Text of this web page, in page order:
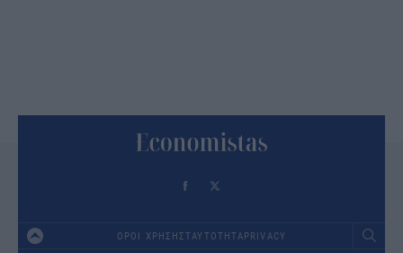
ΟΡΟΙ ΧΡΗΣΗΣΤΑΥΤΟΤΗΤΑPRIVACY